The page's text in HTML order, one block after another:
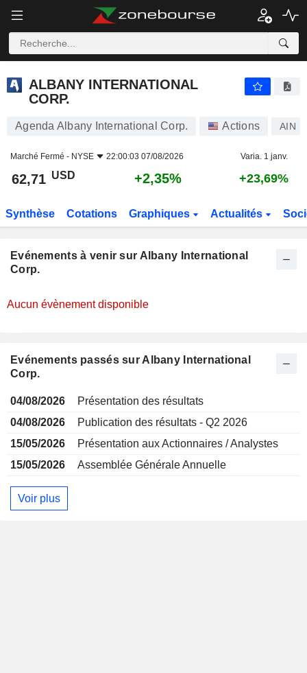
ALBANY INTERNATIONAL CORP.
ALBANY INTERNATIONAL
CORP.
Agenda Albany International Corp. Actions AIN
Marché Fermé - NYSE 22:00:03 07/08/2026 Varia. 1 janv.
62,71 USD +2,35% +23,69%
Synthèse Cotations Graphiques Actualités
Evénements à venir sur Albany International
Corp.
Aucun évènement disponible
Evénements passés sur Albany International
Corp.
04/08/2026
Présentation des résultats
04/08/2026
Publication des résultats - Q2 2026
15/05/2026
Présentation aux Actionnaires / Analystes
15/05/2026
Assemblée Générale Annuelle
Voir plus